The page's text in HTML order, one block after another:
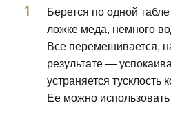
Берется по одной
ложке меда, немного
Все перемешивается,
результате —
устраняется
Ее можно использовать